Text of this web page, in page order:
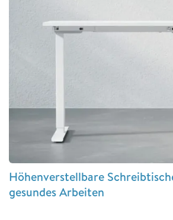
Höhenverstellbare
gesundes Arbeiten